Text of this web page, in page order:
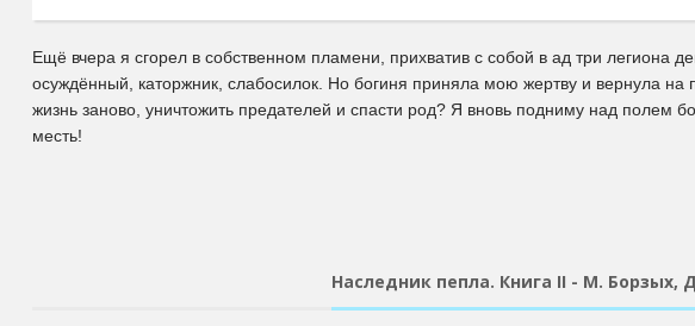
Ещё вчера я сгорел в собственном пламени, прихватив с собой в ад три легиона
осуждённый, каторжник, слабосилок. Но богиня приняла мою жертву и вернула на
жизнь заново, уничтожить предателей и спасти род? Я вновь подниму над полем
месть!
Наследник пепла. Книга II - М. Борзых,